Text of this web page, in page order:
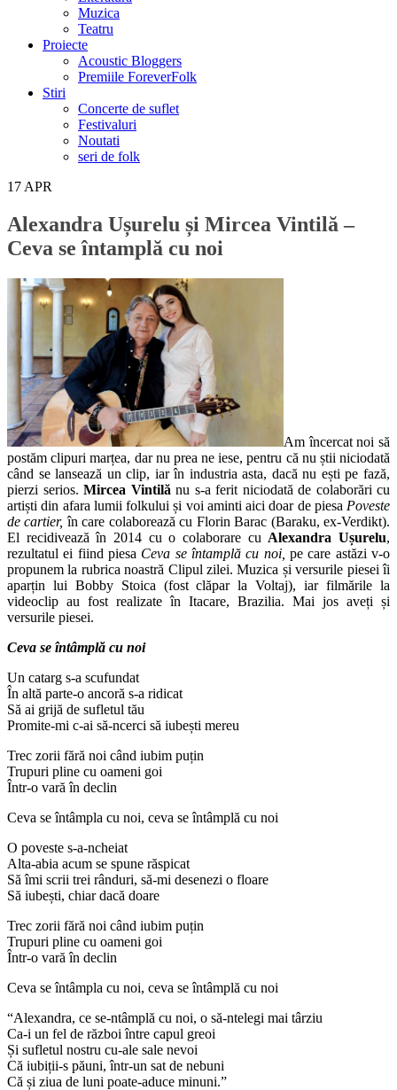
Muzica
Teatru
Proiecte
Acoustic Bloggers
Premiile ForeverFolk
Stiri
Concerte de suflet
Festivaluri
Noutati
seri de folk
17 APR
Alexandra Ușurelu și Mircea Vintilă –
Ceva se întamplă cu noi
Am încercat noi să
postăm clipuri marțea, dar nu prea ne iese, pentru că nu știi niciodată
când se lansează un clip, iar în industria asta, dacă nu ești pe fază,
pierzi serios. Mircea Vintilă nu s-a ferit niciodată de colaborări cu
artiști din afara lumii folkului și voi aminti aici doar de piesa Poveste
de cartier,în care colaborează cu Florin Barac (Baraku, ex-Verdikt).
El recidivează în 2014 cu o colaborare cu Alexandra Ușurelu,
rezultatul ei fiind piesa Ceva se întamplă cu noi,pe care astăzi v-o
propunem la rubrica noastră Clipul zilei. Muzica și versurile piesei îi
aparțin lui Bobby Stoica (fost clăpar la Voltaj), iar filmările la
videoclip au fost realizate în Itacare, Brazilia. Mai jos aveți și
versurile piesei.
Ceva se întâmplă cu noi
Un catarg s-a scufundat
În altă parte-o ancoră s-a ridicat
Să ai grijă de sufletul tău
Promite-mi c-ai să-ncerci să iubești mereu
Trec zorii fără noi când iubim puțin
Trupuri pline cu oameni goi
Într-o vară în declin
Ceva se întâmpla cu noi, ceva se întâmplă cu noi
O poveste s-a-ncheiat
Alta-abia acum se spune răspicat
Să îmi scrii trei rânduri, să-mi desenezi o floare
Să iubești, chiar dacă doare
Trec zorii fără noi când iubim puțin
Trupuri pline cu oameni goi
Într-o vară în declin
Ceva se întâmpla cu noi, ceva se întâmplă cu noi
“Alexandra, ce se-ntâmplă cu noi, o să-ntelegi mai târziu
Ca-i un fel de război între capul greoi
Și sufletul nostru cu-ale sale nevoi
Că iubiții-s păuni, într-un sat de nebuni
Că și ziua de luni poate-aduce minuni.”